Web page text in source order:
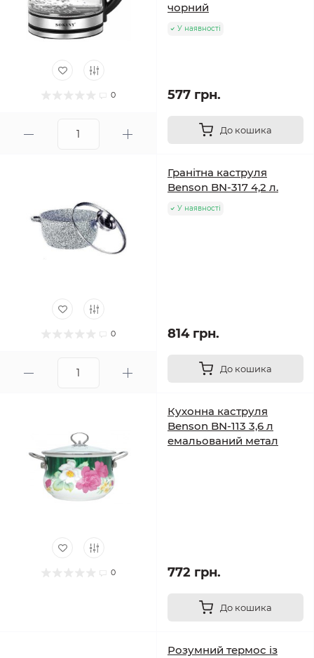
0
чорний
У наявності
577 грн.
До кошика
0
Гранітна каструля
Benson BN-317 4,2 л.
У наявності
814 грн.
До кошика
0
Кухонна каструля
Benson BN-113 3,6 л
емальований метал
772 грн.
До кошика
Розумний термос із